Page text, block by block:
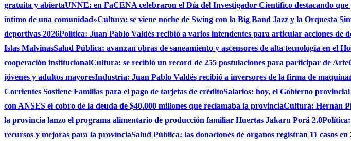
gratuita y abiertaUNNE: en FaCENA celebraron el Día del Investigador Cientifico destacando que
íntimo de una comunidad»Cultura: se viene noche de Swing con la Big Band Jazz y la Orquesta
deportivas 2026Política: Juan Pablo Valdés recibió a varios intendentes para articular acciones de
Islas MalvinasSalud Pública: avanzan obras de saneamiento y ascensores de alta tecnologia en el
cooperación institucionalCultura: se recibió un record de 255 postulaciones para participar de
jóvenes y adultos mayoresIndustria: Juan Pablo Valdés recibió a inversores de la firma de
Corrientes Sostiene Familias para el pago de tarjetas de créditoSalarios: hoy, el Gobierno
con ANSES el cobro de la deuda de $40.000 millones que reclamaba la provinciaCultura: Hernán
la provincia lanzo el programa alimentario de producción familiar Huertas Jakaru Porá 2.0
recursos y mejoras para la provinciaSalud Pública: las donaciones de organos registran 11 casos